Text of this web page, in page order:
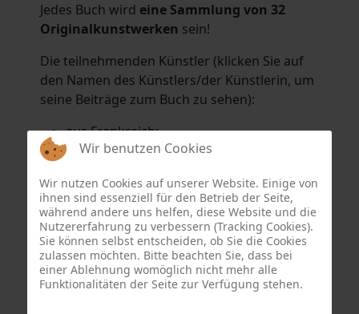
Jedes Buch wird eine Sammlung von 32
Originalkunstwerken sein!
Die teilnehmenden Künstler (klicken Sie auf
den Namen des Künstlers/der Künstlerin, um
seine Beiträge zum Buch zu sehen):
aus Frankreich:
Hélène Argo,Didier Bonnot
Eric Schaftlein.
aus den Niederlanden:
Dorrety Brookhuis,Natalia Dik,Elise
EekhoutundHenny Schaapman
aus Deutschland:
Salomé Herbst,Andrea Jungnitsch,
Wir benutzen Cookies
Wir nutzen Cookies auf unserer Website. Einige von
ihnen sind essenziell für den Betrieb der Seite,
während andere uns helfen, diese Website und die
Nutzererfahrung zu verbessern (Tracking Cookies).
Sie können selbst entscheiden, ob Sie die Cookies
zulassen möchten. Bitte beachten Sie, dass bei
einer Ablehnung womöglich nicht mehr alle
Funktionalitäten der Seite zur Verfügung stehen.